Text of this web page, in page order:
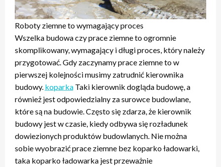
Roboty ziemne to wymagający proces
Wszelka budowa czy prace ziemne to ogromnie
skomplikowany, wymagający i długi proces, który należy
przygotować. Gdy zaczynamy prace ziemne to w
pierwszej kolejności musimy zatrudnić kierownika
budowy. koparka Taki kierownik dogląda budowę, a
również jest odpowiedzialny za surowce budowlane,
które są na budowie. Często się zdarza, że kierownik
budowy jest w czasie, kiedy odbywa się rozładunek
dowiezionych produktów budowlanych. Nie można
sobie wyobrazić prace ziemne bez koparko ładowarki,
taka koparko ładowarka jest przeważnie